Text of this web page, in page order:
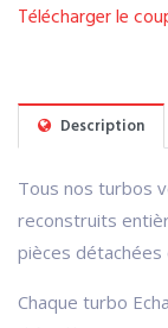
Télécharger le
Description
Tous nos turbos
reconstruits
pièces
Chaque turbo